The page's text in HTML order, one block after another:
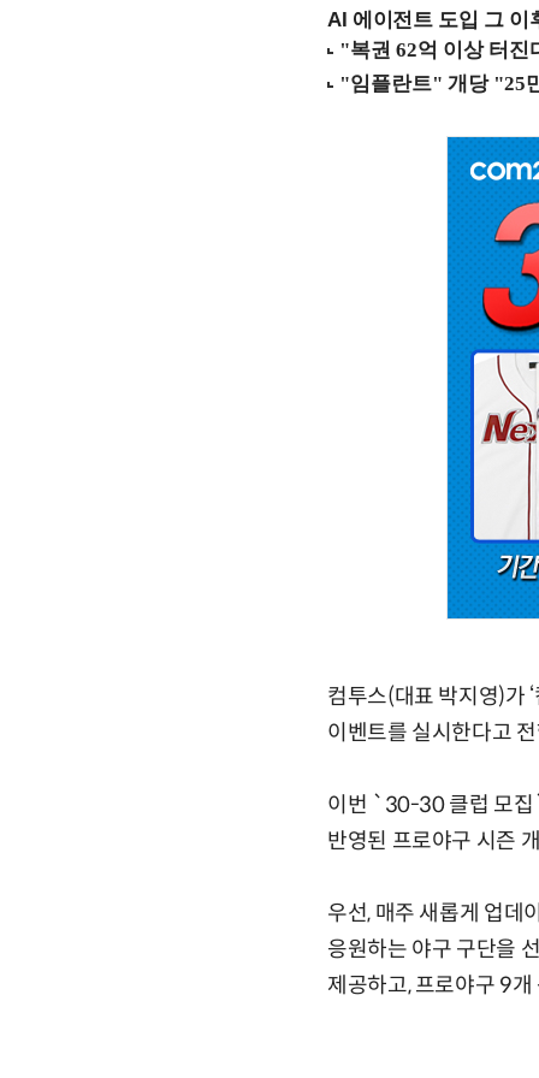
AI 에이전트 도입 그 이
컴투스(대표 박지영)가
이벤트를 실시한다고
이번 `30-30 클럽 모집
반영된 프로야구 시즌
우선, 매주 새롭게 업데
응원하는 야구 구단을
제공하고, 프로야구 9